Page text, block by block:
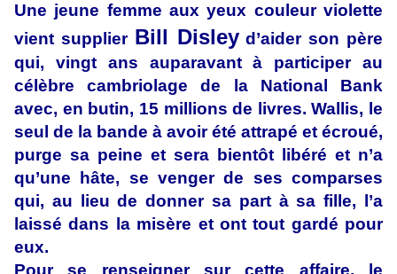
Une jeune femme aux yeux couleur violette
vient supplier Bill Disleyd’aider son père
qui, vingt ans auparavant à participer au
célèbre cambriolage de la National Bank
avec, en butin, 15 millions de livres. Wallis, le
seul de la bande à avoir été attrapé et écroué,
purge sa peine et sera bientôt libéré et n’a
qu’une hâte, se venger de ses comparses
qui, au lieu de donner sa part à sa fille, l’a
laissé dans la misère et ont tout gardé pour
eux.
Pour se renseigner sur cette affaire, le